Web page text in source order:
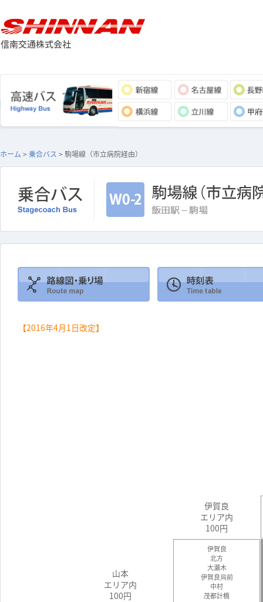
ホーム > 乗合バス > 駒場線（市立病院経由）
【2016年4月1日改定】
伊賀良
エリア内
100円
山本
エリア内
100円
伊賀良
北方
大瀬木
伊賀良局前
中村
茂都計橋